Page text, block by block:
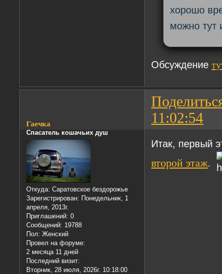
хорошо
можно тут
Обсуждение
11:02:54
Гаечка
Спасатель кошачьих душ
Откуда: Саратовское бездорожье
Зарегистрирован: Понедельник, 1
апреля, 2013г.
Приглашений: 0
Сообщений: 19788
Пол: Женский
Провел на форуме:
2 месяца 11 дней
Последний визит:
Вторник, 28 июля, 2026г. 10:18:00
Итак, первый
второй этаж.